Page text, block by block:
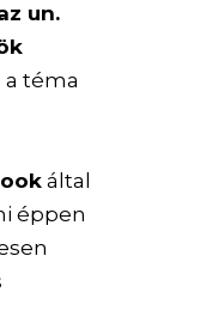
un.
a téma
által
éppen